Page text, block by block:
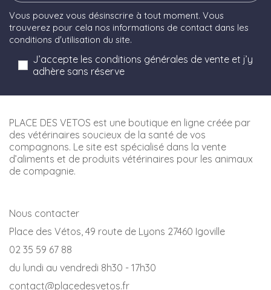
Vous pouvez vous désinscrire à tout moment. Vous
trouverez pour cela nos informations de contact dans les
conditions d'utilisation du site.
J’accepte les conditions générales de vente et j’y
adhère sans réserve
PLACE DES VETOS est une boutique en ligne créée par
des vétérinaires soucieux de la santé de vos
compagnons. Le site est spécialisé dans la vente
d’aliments et de produits vétérinaires pour les animaux
de compagnie.
Nous contacter
Place des Vétos, 49 route de Lyons 27460 Igoville
02 35 59 67 88
du lundi au vendredi 8h30 - 17h30
contact@placedesvetos.fr